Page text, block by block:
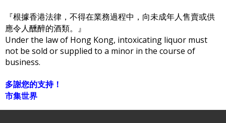
『根據香港法律，不得在業務過程中，向未成年人售賣或供
應令人醺醉的酒類。』
Under the law of Hong Kong, intoxicating liquor must
not be sold or supplied to a minor in the course of
business.
多謝您的支持！
市集世界